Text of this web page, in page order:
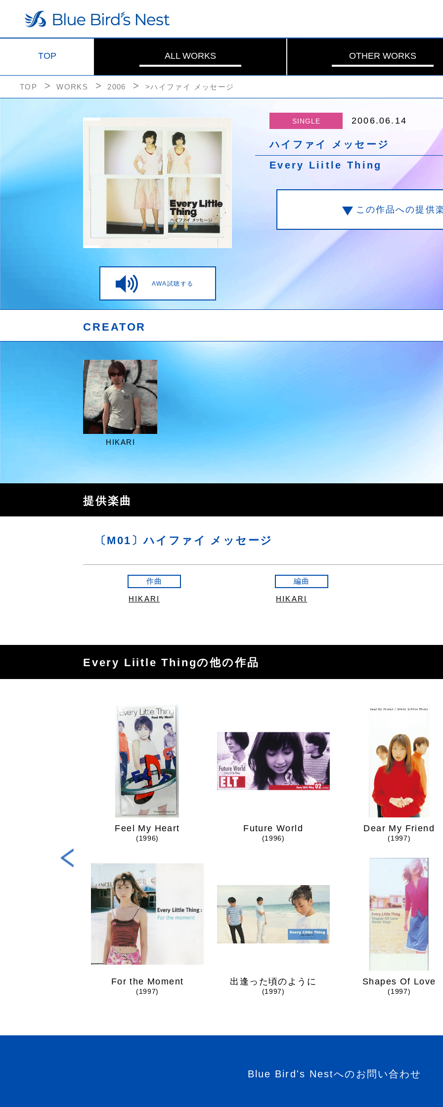
TOP ALL WORKS OTHER WORKS
TOP WORKS 2006 >ハイファイ メッセージ
AWA試聴する
SINGLE 2006.06.14
ハイファイ メッセージ
Every Liitle Thing
この作品への提供
CREATOR
HIKARI
提供楽曲
〔M01〕ハイファイ メッセージ
作曲
HIKARI
編曲
HIKARI
Every Liitle Thingの他の作品
Feel My Heart
(1996)
Future World
(1996)
Dear My Friend
(1997)
For the Moment
(1997)
出逢った頃のように
(1997)
Shapes Of Love
(1997)
Blue Bird's Nestへのお問い合わせ